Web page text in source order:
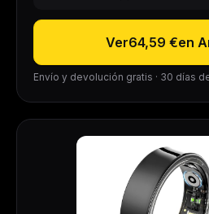
Ver64,59 €en
Envío y devolución gratis · 30 días